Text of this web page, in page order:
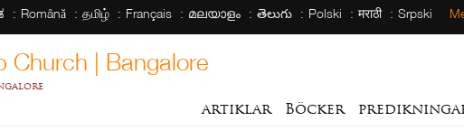
Română தமிழ் Français മലയാളം తెలుగు Polski मराठी Srpski
Church | Bangalore
artiklar Böcker